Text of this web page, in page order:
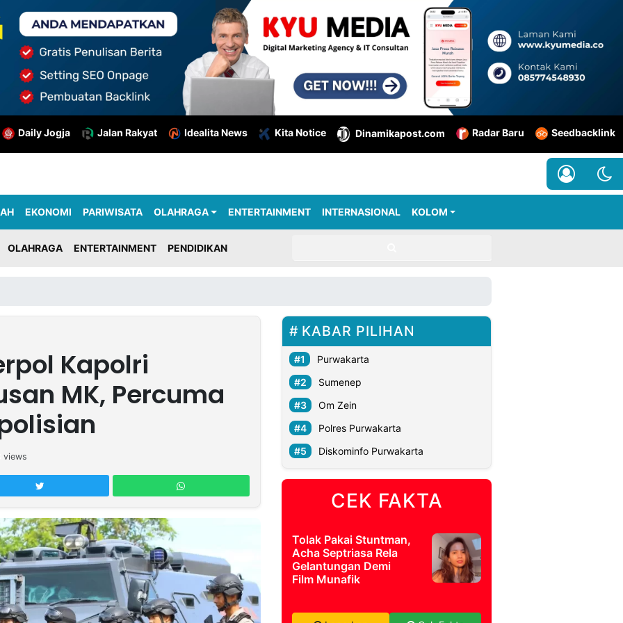
Daily Jogja Jalan Rakyat Idealita News Kita Notice Dinamikapost.com Radar Baru Seedbacklink
EKONOMI PARIWISATA OLAHRAGA ENTERTAINMENT INTERNASIONAL KOLOM
OLAHRAGA ENTERTAINMENT PENDIDIKAN
Kapolri
MK, Percuma
views
KABAR PILIHAN
Purwakarta
Sumenep
Om Zein
Polres Purwakarta
Diskominfo Purwakarta
CEK FAKTA
Tolak Pakai Stuntman,
Acha Septriasa Rela
Gelantungan Demi
Film Munafik